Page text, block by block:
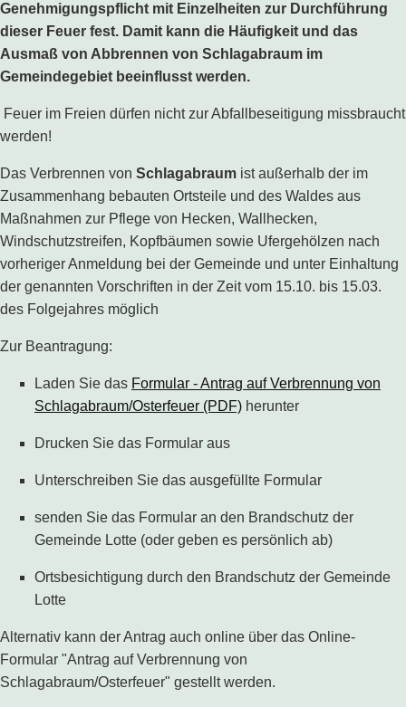
Genehmigungspflicht mit Einzelheiten zur Durchführung
dieser Feuer fest. Damit kann die Häufigkeit und das
Ausmaß von Abbrennen von Schlagabraum im
Gemeindegebiet beeinflusst werden.
Feuer im Freien dürfen nicht zur Abfallbeseitigung missbraucht
werden!
Das Verbrennen von Schlagabraum ist außerhalb der im
Zusammenhang bebauten Ortsteile und des Waldes aus
Maßnahmen zur Pflege von Hecken, Wallhecken,
Windschutzstreifen, Kopfbäumen sowie Ufergehölzen nach
vorheriger Anmeldung bei der Gemeinde und unter Einhaltung
der genannten Vorschriften in der Zeit vom 15.10. bis 15.03.
des Folgejahres möglich
Zur Beantragung:
Laden Sie das Formular - Antrag auf Verbrennung von
Schlagabraum/Osterfeuer (PDF) herunter
Drucken Sie das Formular aus
Unterschreiben Sie das ausgefüllte Formular
senden Sie das Formular an den Brandschutz der
Gemeinde Lotte (oder geben es persönlich ab)
Ortsbesichtigung durch den Brandschutz der Gemeinde
Lotte
Alternativ kann der Antrag auch online über das Online-
Formular "Antrag auf Verbrennung von
Schlagabraum/Osterfeuer" gestellt werden.